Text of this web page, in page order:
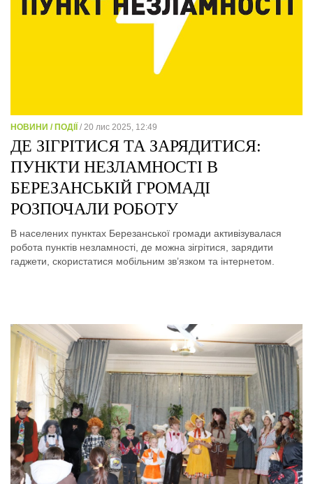
НОВИНИ / ПОДІЇ / 20 лис 2025, 12:49
ДЕ ЗІГРІТИСЯ ТА ЗАРЯДИТИСЯ:
ПУНКТИ НЕЗЛАМНОСТІ В
БЕРЕЗАНСЬКІЙ ГРОМАДІ
РОЗПОЧАЛИ РОБОТУ
В населених пунктах Березанської громади активізувалася
робота пунктів незламності, де можна зігрітися, зарядити
гаджети, скористатися мобільним зв’язком та інтернетом.